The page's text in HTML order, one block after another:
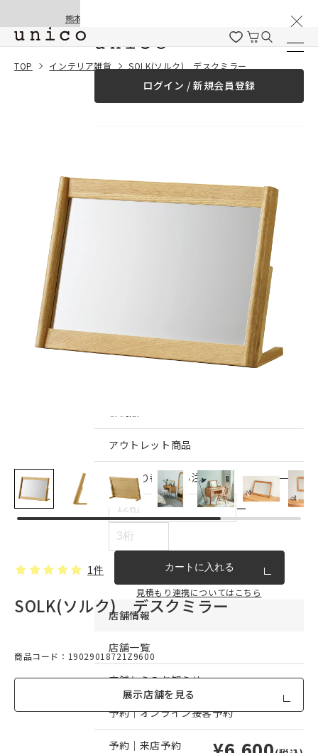
熊本地震の影響による配送遅延と停止について
ログイン / 新規会員登録
商品カテゴリー一覧
家具
インテリア雑貨・その他
アウトレット商品
見積もり番号から注文する
ー
カートに入れる
見積もり連携についてはこちら
店舗情報
店舗一覧
店舗からのお知らせ
予約｜オンライン接客予約
予約｜来店予約
TOP インテリア雑貨 SOLK(ソルク) デスクミラー
一緒に購入する
1件
SOLK(ソルク) デスクミラー
商品コード：19029018721Z9600
展示店舗を見る